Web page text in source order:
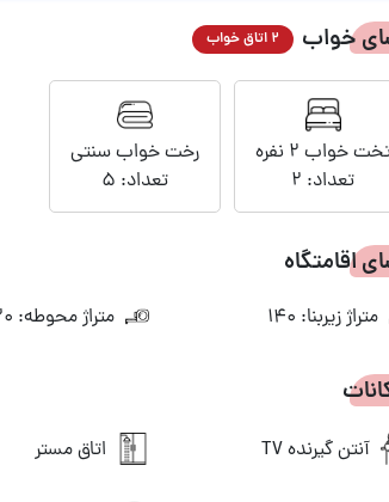
خواب 2 اتاق خواب
خواب 2 نفره
تعداد: 2
رخت خواب سنتی
تعداد: 5
اقامتگاه
متراژ زیربنا: 140 متراژ محوطه: 320
آنتن گیرنده TV اتاق مستر